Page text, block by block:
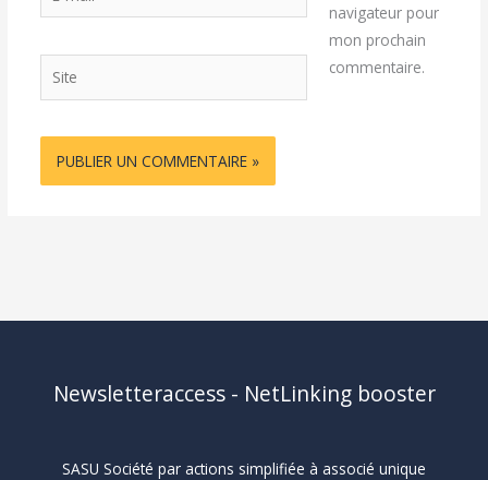
mail*
Site
navigateur pour
mon prochain
commentaire.
Newsletteraccess - NetLinking booster
SASU Société par actions simplifiée à associé unique